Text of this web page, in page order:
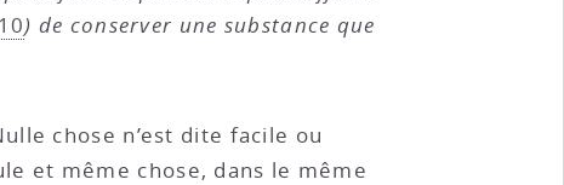
) de conserver une substance que
chose n’est dite facile ou
et même chose, dans le même